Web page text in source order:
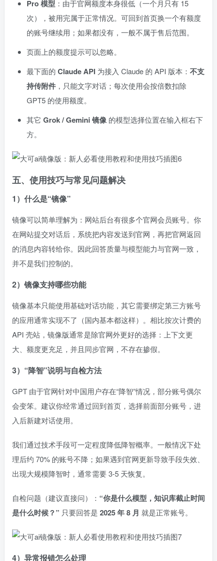
Pro 模型 ：由于官网额度本身很低（一个月只有 15
次），被用完属于正常情况。可回到首页换一个有额度
的账号继续用；如果都没有，一般不属于售后范围。
页面上的额度提示可以忽略。
最下面的 Claude API 为接入 Claude 的 API 版本： 不支
持传附件 ，只能文字对话；每次使用会按倍数扣除
GPT5 的使用额度。
其它 Grok / Gemini 镜像 的模型选择位置在输入框右下
方。
五、使用技巧与常见问题解决
1）什么是“镜像”
镜像可以简单理解为：网站后台有很多个官网会员账号。你
在网站提交对话后，系统把内容发送到官网，再把官网返回
的消息内容转给你。因此回答质量与模型能力与官网一致，
并不是我们控制的。
2）镜像支持哪些功能
镜像基本只能使用基础对话功能，其它需要绑定第三方账号
的应用通常实现不了（国内基本都这样）。相比按次计费的
API 壳站，镜像版通常是除官网外更好的选择：上下文更
大、额度更充足，并且同步官网，不存在掺假。
3）“降智”说明与自检方法
GPT 由于官网针对中国用户存在“降智”情况，部分账号偶尔
会变笨。建议你经常通过回到首页，选择前面部分账号，进
入后新建对话使用。
我们通过技术手段可一定程度降低降智概率。一般情况下处
理后约 70% 的账号不降；如果遇到官网更新导致手段失效、
出现大规模降智时，通常需要 3-5 天恢复。
自检问题（建议直接问）： “你是什么模型，知识库截止时间
是什么时候？” 只要回答是 2025 年 8 月 就是正常账号。
4）异常报错怎么处理